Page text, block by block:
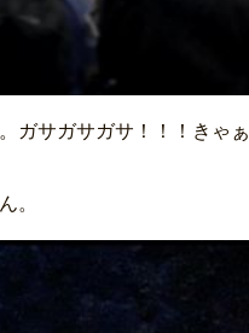
ガサガサガサ！！！きゃ
。